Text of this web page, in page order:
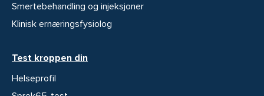
Smertebehandling og injeksjoner
Klinisk ernæringsfysiolog
Test kroppen din
Helseprofil